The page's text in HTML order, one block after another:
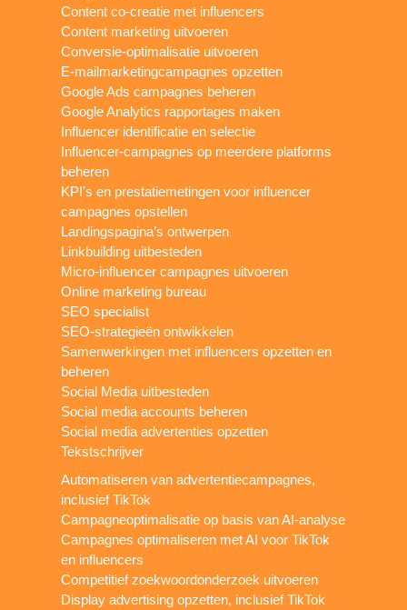
Content co-creatie met influencers
Content marketing uitvoeren
Conversie-optimalisatie uitvoeren
E-mailmarketingcampagnes opzetten
Google Ads campagnes beheren
Google Analytics rapportages maken
Influencer identificatie en selectie
Influencer-campagnes op meerdere platforms
beheren
KPI's en prestatiemetingen voor influencer
campagnes opstellen
Landingspagina’s ontwerpen
Linkbuilding uitbesteden
Micro-influencer campagnes uitvoeren
Online marketing bureau
SEO specialist
SEO-strategieën ontwikkelen
Samenwerkingen met influencers opzetten en
beheren
Social Media uitbesteden
Social media accounts beheren
Social media advertenties opzetten
Tekstschrijver
Automatiseren van advertentiecampagnes,
inclusief TikTok
Campagneoptimalisatie op basis van AI-analyse
Campagnes optimaliseren met AI voor TikTok
en influencers
Competitief zoekwoordonderzoek uitvoeren
Display advertising opzetten, inclusief TikTok